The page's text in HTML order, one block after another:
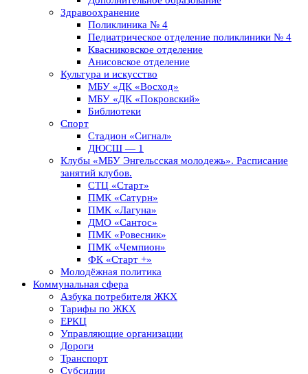
Здравоохранение
Поликлиника № 4
Педиатрическое отделение поликлиники № 4
Квасниковское отделение
Анисовское отделение
Культура и искусство
МБУ «ДК «Восход»
МБУ «ДК «Покровский»
Библиотеки
Спорт
Стадион «Сигнал»
ДЮСШ — 1
Клубы «МБУ Энгельсская молодежь». Расписание
занятий клубов.
СТЦ «Старт»
ПМК «Сатурн»
ПМК «Лагуна»
ДМО «Сантос»
ПМК «Ровесник»
ПМК «Чемпион»
ФК «Старт +»
Молодёжная политика
Коммунальная сфера
Азбука потребителя ЖКХ
Тарифы по ЖКХ
ЕРКЦ
Управляющие организации
Дороги
Транспорт
Субсидии